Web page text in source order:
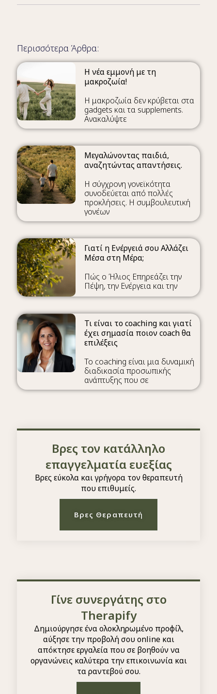
Περισσότερα Άρθρα:
Η νέα εμμονή με τη
μακροζωία!
Η μακροζωία δεν κρύβεται στα
gadgets και τα supplements.
Ανακαλύψτε
Μεγαλώνοντας παιδιά,
αναζητώντας απαντήσεις.
Η σύγχρονη γονεϊκότητα
συνοδεύεται από πολλές
προκλήσεις. Η συμβουλευτική
γονέων
Γιατί η Ενέργειά σου Αλλάζει
Μέσα στη Μέρα;
Πώς ο Ήλιος Επηρεάζει την
Πέψη, την Ενέργεια και την
Τι είναι το coaching και γιατί
έχει σημασία ποιον coach θα
επιλέξεις
Το coaching είναι μια δυναμική
διαδικασία προσωπικής
ανάπτυξης που σε
Βρες τον κατάλληλο
επαγγελματία ευεξίας
Βρες εύκολα και γρήγορα τον θεραπευτή
που επιθυμείς.
Βρες Θεραπευτή
Γίνε συνεργάτης στο
Therapify
Δημιούργησε ένα ολοκληρωμένο προφίλ,
αύξησε την προβολή σου online και
απόκτησε εργαλεία που σε βοηθούν να
οργανώνεις καλύτερα την επικοινωνία και
τα ραντεβού σου.